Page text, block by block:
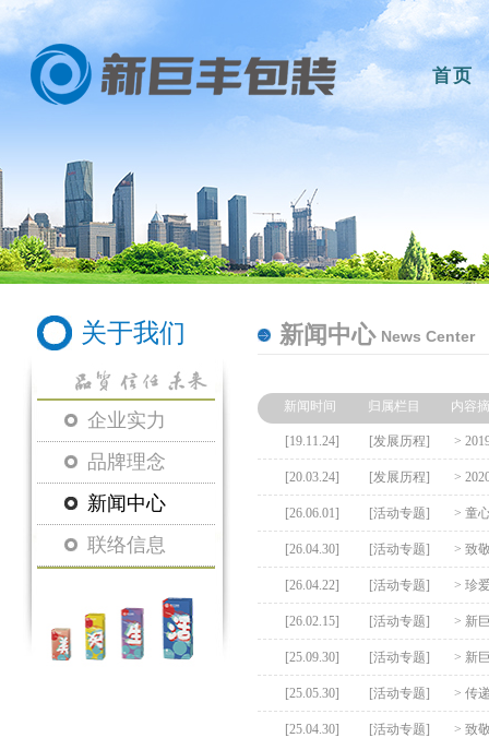
首页
关于我们
企业实力
品牌理念
新闻中心
联络信息
新闻中心 News Center
新闻时间 归属栏目 内容
[19.11.24] [发展历程] >
[20.03.24] [发展历程] >
[26.06.01] [活动专题] > 童
[26.04.30] [活动专题] > 致
[26.04.22] [活动专题] > 珍
[26.02.15] [活动专题] > 新
[25.09.30] [活动专题] > 新
[25.05.30] [活动专题] > 传
[25.04.30] [活动专题] > 致